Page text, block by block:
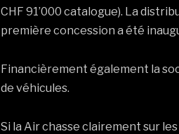
CHF 91’000 catalogue). La
première concession a été
Financièrement également la
de véhicules.
Si la Air chasse clairement sur